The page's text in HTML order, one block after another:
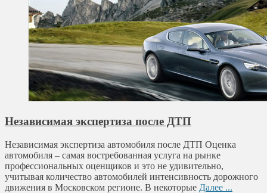
Независимая экспертиза после ДТП
Независимая экспертиза автомобиля после ДТП Оценка
автомобиля – самая востребованная услуга на рынке
профессиональных оценщиков и это не удивительно,
учитывая количество автомобилей интенсивность дорожного
движения в Московском регионе. В некоторые Далее ...